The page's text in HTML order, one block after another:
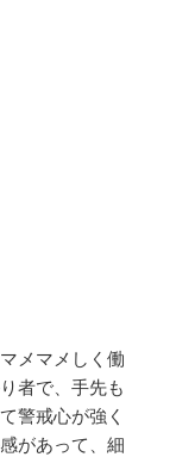
メマメしく働
者で、手先も
警戒心が強く
があって、細